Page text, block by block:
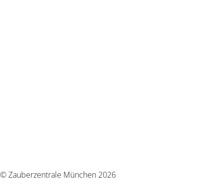
© Zauberzentrale München 2026